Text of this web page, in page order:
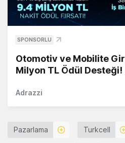
SPONSORLU
Otomotiv ve Mobilite
Milyon TL Ödül Desteği!
Adrazzi
Pazarlama Turkcell